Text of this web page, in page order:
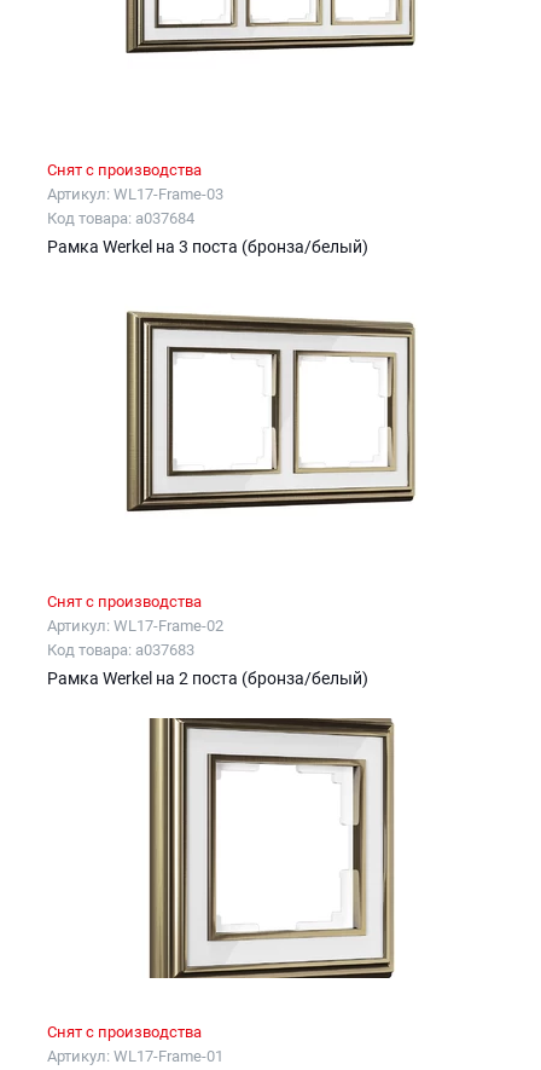
Снят с производства
Артикул: WL17-Frame-03
Код товара: a037684
Рамка Werkel на 3 поста (бронза/белый)
Снят с производства
Артикул: WL17-Frame-02
Код товара: a037683
Рамка Werkel на 2 поста (бронза/белый)
Снят с производства
Артикул: WL17-Frame-01